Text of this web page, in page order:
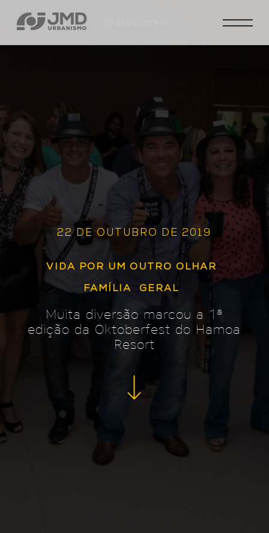
22 DE OUTUBRO DE 2019
VIDA POR UM OUTRO OLHAR
FAMÍLIA GERAL
Muita diversão marcou a 1ª
edição da Oktoberfest do Hamoa
Resort